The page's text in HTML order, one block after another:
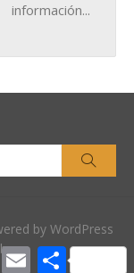
información...
by WordPress
EmailCompartir